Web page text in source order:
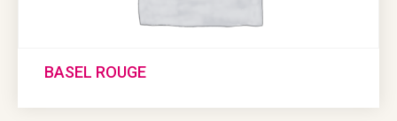
BASEL ROUGE